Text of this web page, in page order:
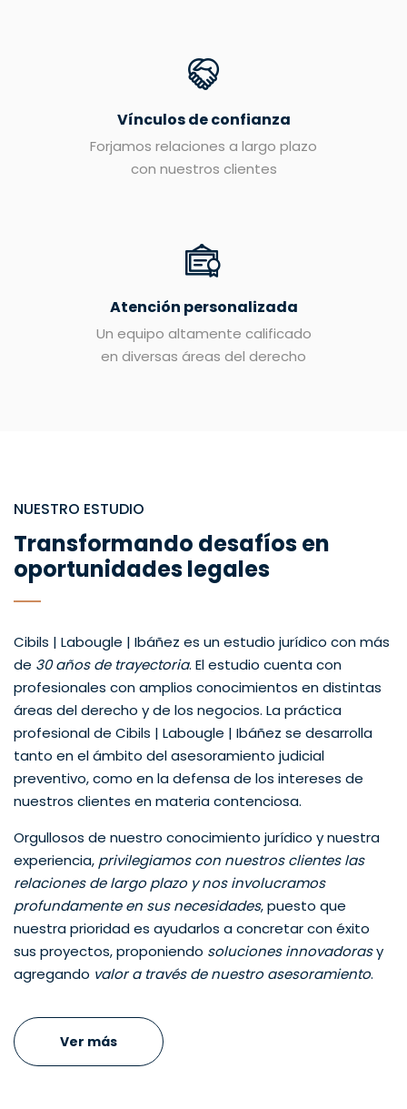
Vínculos de confianza
Forjamos relaciones a largo plazo
con nuestros clientes
Atención personalizada
Un equipo altamente calificado
en diversas áreas del derecho
NUESTRO ESTUDIO
Transformando desafíos en
oportunidades legales
Cibils | Labougle | Ibáñez es un estudio jurídico con más
de 30 años de trayectoria. El estudio cuenta con
profesionales con amplios conocimientos en distintas
áreas del derecho y de los negocios. La práctica
profesional de Cibils | Labougle | Ibáñez se desarrolla
tanto en el ámbito del asesoramiento judicial
preventivo, como en la defensa de los intereses de
nuestros clientes en materia contenciosa.
Orgullosos de nuestro conocimiento jurídico y nuestra
experiencia, privilegiamos con nuestros clientes las
relaciones de largo plazo y nos involucramos
profundamente en sus necesidades, puesto que
nuestra prioridad es ayudarlos a concretar con éxito
sus proyectos, proponiendo soluciones innovadorasy
agregando valor a través de nuestro asesoramiento.
Ver más